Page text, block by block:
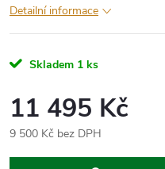
Detailní informace
Skladem 1 ks
11 495 Kč
9 500 Kč bez DPH